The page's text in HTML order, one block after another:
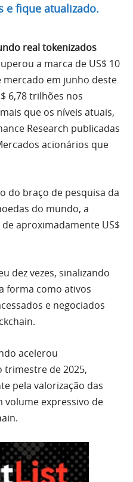
e fique atualizado.
real tokenizados
a marca de US$ 10
mercado em junho deste
6,78 trilhões nos
que os níveis atuais,
Research publicadas
acionários que
do braço de pesquisa da
do mundo, a
aproximadamente US$
dez vezes, sinalizando
forma como ativos
e negociados
acelerou
de 2025,
pela valorização das
volume expressivo de